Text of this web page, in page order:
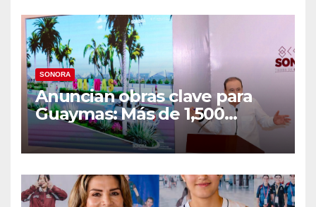
SONORA
Anuncian obras clave para
Guaymas: Más de 1,500
viviendas, modernización del
malecón y nuevo hospital del